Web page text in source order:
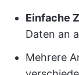
Einfache
Daten an
Mehrere